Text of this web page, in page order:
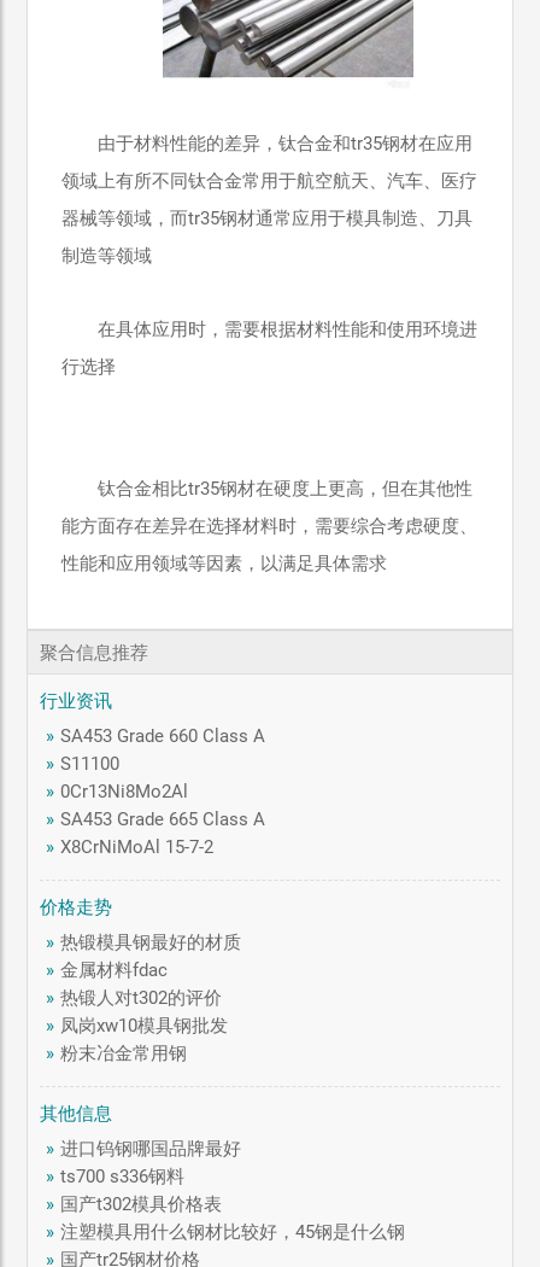
由于材料性能的差异，钛合金和tr35钢材在应用
领域上有所不同钛合金常用于航空航天、汽车、医疗
器械等领域，而tr35钢材通常应用于模具制造、刀具
制造等领域
在具体应用时，需要根据材料性能和使用环境进
行选择
钛合金相比tr35钢材在硬度上更高，但在其他性
能方面存在差异在选择材料时，需要综合考虑硬度、
性能和应用领域等因素，以满足具体需求
聚合信息推荐
行业资讯
» SA453 Grade 660 Class A
» S11100
» 0Cr13Ni8Mo2Al
» SA453 Grade 665 Class A
» X8CrNiMoAl 15-7-2
价格走势
» 热锻模具钢最好的材质
» 金属材料fdac
» 热锻人对t302的评价
» 凤岗xw10模具钢批发
» 粉末冶金常用钢
其他信息
» 进口钨钢哪国品牌最好
» ts700 s336钢料
» 国产t302模具价格表
» 注塑模具用什么钢材比较好，45钢是什么钢
» 国产tr25钢材价格